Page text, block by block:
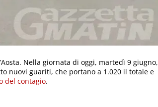
Nella giornata di oggi, martedì 9 giugno,
nuovi guariti, che portano a 1.020 il totale e
del contagio.